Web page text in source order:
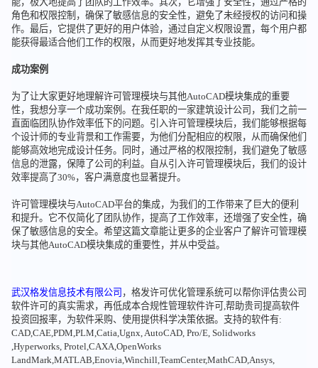
角色和权限控制，确保了敏感信息的安全性，避免了未经授权的访问和操
作。最后，它提供了更好的用户体验，通过自定义权限设置，每个用户都
能获得最适合他们工作的权限，从而更好地发挥其专业技能。
成功案例
为了让大家更好地理解许可管理模块与其他AutoCAD模块集成的重要
性，我想分享一个成功案例。在我任职的一家建筑设计公司，我们之前一
直面临团队协作效率低下的问题。引入许可管理模块后，我们能够根据每
个设计师的专业背景和工作需要，为他们分配相应的权限，从而确保他们
能够高效地完成设计任务。同时，通过严格的权限控制，我们避免了敏感
信息的泄露，保障了公司的利益。自从引入许可管理模块后，我们的设计
效率提高了30%，客户满意度也显著提升。
许可管理模块与AutoCAD平台的集成，为我们的工作带来了巨大的便利
和提升。它不仅简化了团队协作，提高了工作效率，还增强了安全性，确
保了敏感信息的安全。希望这篇文章能让更多的企业客户了解许可管理模
块与其他AutoCAD模块集成的重要性，并从中受益。
武汉格发信息技术有限公司 ，格发许可优化管理系统可以帮你评估贵公司
软件许可的真实需求，再低成本合规性管理软件许可,帮助贵司提高软件
投资回报率，为软件采购、使用提供科学决策依据。支持的软件有:
CAD,CAE,PDM,PLM,Catia,Ugnx, AutoCAD, Pro/E, Solidworks
,Hyperworks, Protel,CAXA,OpenWorks
LandMark,MATLAB,Enovia,Winchill,TeamCenter,MathCAD,Ansys,